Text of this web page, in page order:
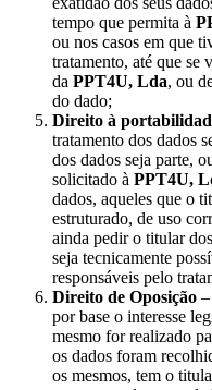
tempo que permita à
ou nos casos em que
tratamento, até que se
da PPT4U, Lda, ou
do dado;
Direito à
tratamento dos dados
dos dados seja parte,
solicitado à PPT4U,
dados, aqueles que o
estruturado, de uso
ainda pedir o titular
seja tecnicamente
responsáveis pelo
Direito de Oposição
por base o interesse
mesmo for realizado
os dados foram
os mesmos, tem o